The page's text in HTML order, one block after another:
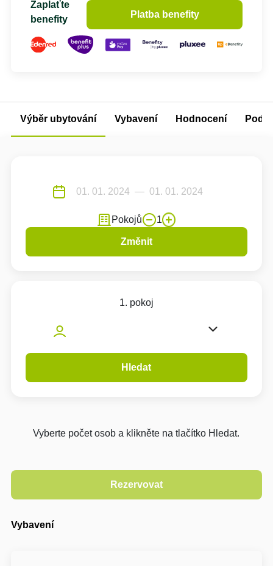
Zaplaťte
benefity
Platba benefity
Výběr ubytování Vybavení Hodnocení
Pokojů 1
Změnit
1. pokoj
Hledat
Vyberte počet osob a klikněte na tlačítko Hledat.
Vybavení